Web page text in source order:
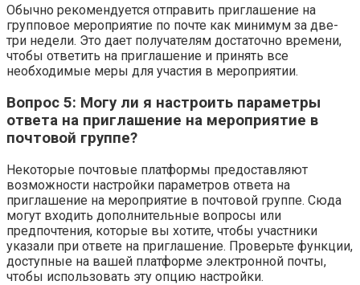
Обычно рекомендуется отправить приглашение на
групповое мероприятие по почте как минимум за две-
три недели. Это дает получателям достаточно времени,
чтобы ответить на приглашение и принять все
необходимые меры для участия в мероприятии.
Вопрос 5: Могу ли я настроить параметры
ответа на приглашение на мероприятие в
почтовой группе?
Некоторые почтовые платформы предоставляют
возможности настройки параметров ответа на
приглашение на мероприятие в почтовой группе. Сюда
могут входить дополнительные вопросы или
предпочтения, которые вы хотите, чтобы участники
указали при ответе на приглашение. Проверьте функции,
доступные на вашей платформе электронной почты,
чтобы использовать эту опцию настройки.